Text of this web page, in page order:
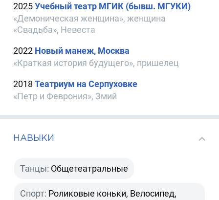
2025Учебный театр МГИК (бывш. МГУКИ)
«Демоническая женщина», женщина
«Свадьба», Невеста
2022 Новый манеж, Москва
«Краткая история будущего», пришелец
2018Театриум на Серпуховке
«Петр и Феврония», Змий
НАВЫКИ
Танцы: Общетеатральные
Спорт: Роликовые коньки, Велосипед,